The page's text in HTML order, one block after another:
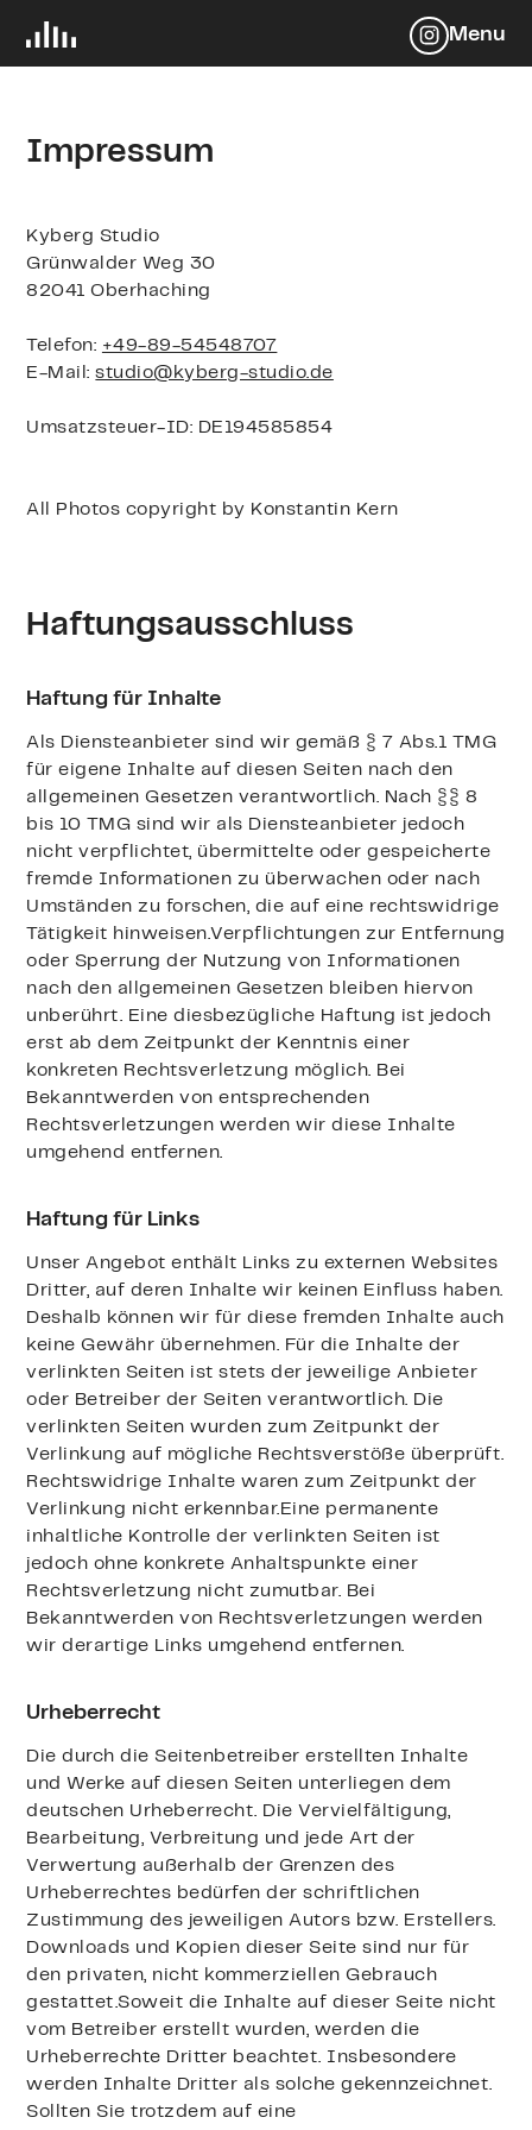
Menu
Impressum
Kyberg Studio
Grünwalder Weg 30
82041 Oberhaching
Telefon: +49-89-54548707
E-Mail:studio@kyberg-studio.de
Umsatzsteuer-ID: DE194585854
All Photos copyright by Konstantin Kern
Haftungsausschluss
Haftung für Inhalte
Als Diensteanbieter sind wir gemäß § 7 Abs.1 TMG
für eigene Inhalte auf diesen Seiten nach den
allgemeinen Gesetzen verantwortlich. Nach §§ 8
bis 10 TMG sind wir als Diensteanbieter jedoch
nicht verpflichtet, übermittelte oder gespeicherte
fremde Informationen zu überwachen oder nach
Umständen zu forschen, die auf eine rechtswidrige
Tätigkeit hinweisen.Verpflichtungen zur Entfernung
oder Sperrung der Nutzung von Informationen
nach den allgemeinen Gesetzen bleiben hiervon
unberührt. Eine diesbezügliche Haftung ist jedoch
erst ab dem Zeitpunkt der Kenntnis einer
konkreten Rechtsverletzung möglich. Bei
Bekanntwerden von entsprechenden
Rechtsverletzungen werden wir diese Inhalte
umgehend entfernen.
Haftung für Links
Unser Angebot enthält Links zu externen Websites
Dritter, auf deren Inhalte wir keinen Einfluss haben.
Deshalb können wir für diese fremden Inhalte auch
keine Gewähr übernehmen. Für die Inhalte der
verlinkten Seiten ist stets der jeweilige Anbieter
oder Betreiber der Seiten verantwortlich. Die
verlinkten Seiten wurden zum Zeitpunkt der
Verlinkung auf mögliche Rechtsverstöße überprüft.
Rechtswidrige Inhalte waren zum Zeitpunkt der
Verlinkung nicht erkennbar.Eine permanente
inhaltliche Kontrolle der verlinkten Seiten ist
jedoch ohne konkrete Anhaltspunkte einer
Rechtsverletzung nicht zumutbar. Bei
Bekanntwerden von Rechtsverletzungen werden
wir derartige Links umgehend entfernen.
Urheberrecht
Die durch die Seitenbetreiber erstellten Inhalte
und Werke auf diesen Seiten unterliegen dem
deutschen Urheberrecht. Die Vervielfältigung,
Bearbeitung, Verbreitung und jede Art der
Verwertung außerhalb der Grenzen des
Urheberrechtes bedürfen der schriftlichen
Zustimmung des jeweiligen Autors bzw. Erstellers.
Downloads und Kopien dieser Seite sind nur für
den privaten, nicht kommerziellen Gebrauch
gestattet.Soweit die Inhalte auf dieser Seite nicht
vom Betreiber erstellt wurden, werden die
Urheberrechte Dritter beachtet. Insbesondere
werden Inhalte Dritter als solche gekennzeichnet.
Sollten Sie trotzdem auf eine